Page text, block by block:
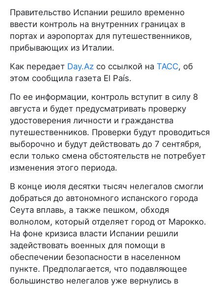
Правительство Испании решило временно
ввести контроль на внутренних границах в
портах и аэропортах для путешественников,
прибывающих из Италии.
Как передает Day.Az со ссылкой на ТАСС, об
этом сообщила газета El País.
По ее информации, контроль вступит в силу 8
августа и будет предусматривать проверку
удостоверения личности и гражданства
путешественников. Проверки будут проводиться
выборочно и будут действовать до 7 сентября,
если только смена обстоятельств не потребует
изменения этого периода.
В конце июля десятки тысяч нелегалов смогли
добраться до автономного испанского города
Сеута вплавь, а также пешком, обходя
волнолом, который отделяет город от Марокко.
На фоне кризиса власти Испании решили
задействовать военных для помощи в
обеспечении безопасности в населенном
пункте. Предполагается, что подавляющее
большинство нелегалов уже вернулись в